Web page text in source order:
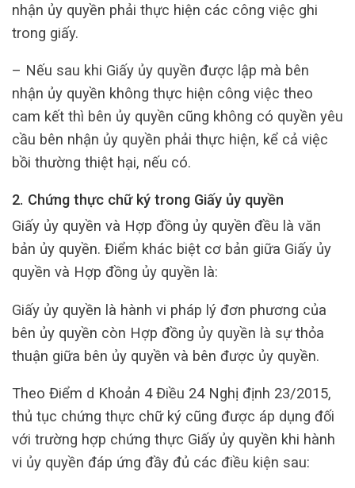
nhận ủy quyền phải thực hiện các công việc ghi
trong giấy.
– Nếu sau khi Giấy ủy quyền được lập mà bên
nhận ủy quyền không thực hiện công việc theo
cam kết thì bên ủy quyền cũng không có quyền yêu
cầu bên nhận ủy quyền phải thực hiện, kể cả việc
bồi thường thiệt hại, nếu có.
2. Chứng thực chữ ký trong Giấy ủy quyền
Giấy ủy quyền và Hợp đồng ủy quyền đều là văn
bản ủy quyền. Điểm khác biệt cơ bản giữa Giấy ủy
quyền và Hợp đồng ủy quyền là:
Giấy ủy quyền là hành vi pháp lý đơn phương của
bên ủy quyền còn Hợp đồng ủy quyền là sự thỏa
thuận giữa bên ủy quyền và bên được ủy quyền.
Theo Điểm d Khoản 4 Điều 24 Nghị định 23/2015,
thủ tục chứng thực chữ ký cũng được áp dụng đối
với trường hợp chứng thực Giấy ủy quyền khi hành
vi ủy quyền đáp ứng đầy đủ các điều kiện sau: